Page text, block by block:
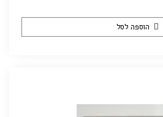
הוספה לסל